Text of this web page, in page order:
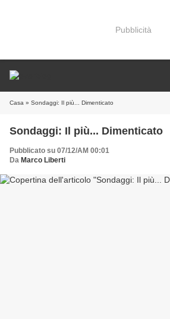
Pubblicità
Casa » Sondaggi: Il più... Dimenticato
Sondaggi: Il più... Dimenticato
Pubblicato su 07/12/AM 00:01
Da Marco Liberti